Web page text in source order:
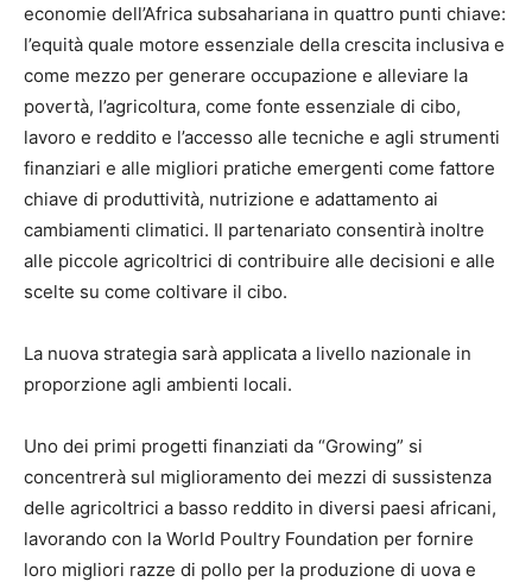
economie dell’Africa subsahariana in quattro punti chiave:
l’equità quale motore essenziale della crescita inclusiva e
come mezzo per generare occupazione e alleviare la
povertà, l’agricoltura, come fonte essenziale di cibo,
lavoro e reddito e l’accesso alle tecniche e agli strumenti
finanziari e alle migliori pratiche emergenti come fattore
chiave di produttività, nutrizione e adattamento ai
cambiamenti climatici. Il partenariato consentirà inoltre
alle piccole agricoltrici di contribuire alle decisioni e alle
scelte su come coltivare il cibo.
La nuova strategia sarà applicata a livello nazionale in
proporzione agli ambienti locali.
Uno dei primi progetti finanziati da “Growing” si
concentrerà sul miglioramento dei mezzi di sussistenza
delle agricoltrici a basso reddito in diversi paesi africani,
lavorando con la World Poultry Foundation per fornire
loro migliori razze di pollo per la produzione di uova e